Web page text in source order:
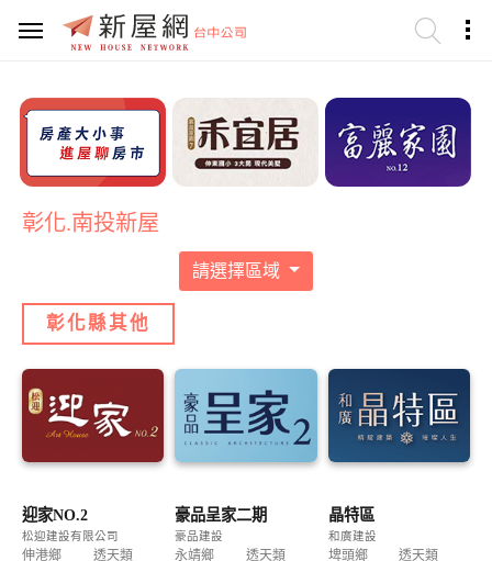
彰化.南投新屋
請選擇區域
彰化縣其他
迎家NO.2
松迎建設有限公司
伸港鄉 透天類
豪品呈家二期
豪品建設
永靖鄉 透天類
晶特區
和廣建設
埤頭鄉 透天類